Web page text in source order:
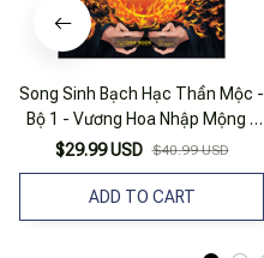
Song Sinh Bạch Hạc Thần Mộc -
Bộ 1 - Vương Hoa Nhập Mộng -
Tập 1 - Hoa Lạc Tam Đồ
$29.99 USD $40.99 USD
ADD TO CART